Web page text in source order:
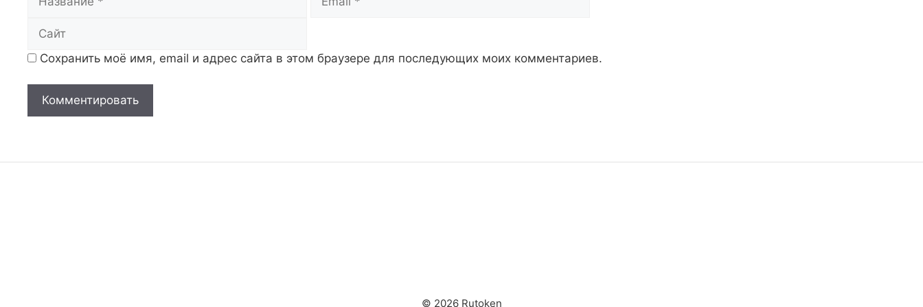
Сохранить моё имя, email и адрес сайта в этом браузере для последующих моих комментариев.
© 2026 Rutoken